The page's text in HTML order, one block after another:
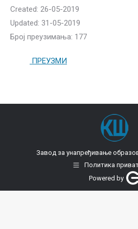
Created: 26-05-2019
Updated: 31-05-2019
Број преузимања: 177
ПРЕУЗМИ
Завод за унапређивање
Политика
Powered by